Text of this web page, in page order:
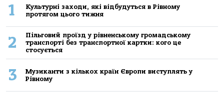
1
Культурні заходи, які відбудуться в Рівному
протягом цього тижня
2
Пільговий проїзд у рівненському громадському
транспорті без транспортної картки: кого це
стосується
3
Музиканти з кількох країн Європи виступлять у
Рівному